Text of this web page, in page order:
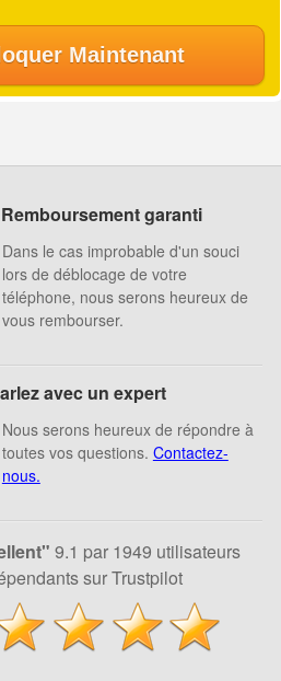
Maintenant
garanti
Dans le cas improbable d'un souci
lors de déblocage de votre
téléphone, nous serons heureux de
vous rembourser.
avec un expert
Nous serons heureux de répondre à
toutes vos questions. Contactez-
nous.
9.1 par 1949 utilisateurs
sur Trustpilot